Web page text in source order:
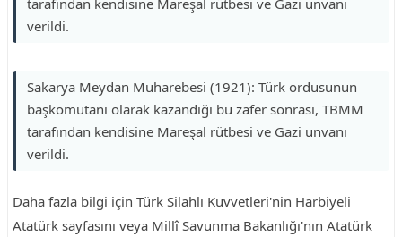
tarafından kendisine Mareşal rütbesi ve Gazi unvanı
verildi.
Sakarya Meydan Muharebesi (1921): Türk ordusunun
başkomutanı olarak kazandığı bu zafer sonrası, TBMM
tarafından kendisine Mareşal rütbesi ve Gazi unvanı
verildi.
Daha fazla bilgi için Türk Silahlı Kuvvetleri'nin Harbiyeli
Atatürk sayfasını veya Millî Savunma Bakanlığı'nın Atatürk